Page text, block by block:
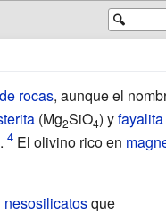
🔍
rocas, aunque el
(Mg2SiO4) yfayalita
. El olivino rico en
nesosilicatosque